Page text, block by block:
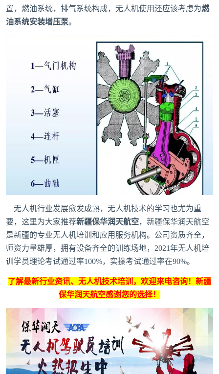
置，燃油系统，排气系统构成，无人机使用还应该考虑为燃
油系统安装增压泵。
无人机行业发展愈发成熟，无人机技术的学习也尤为重
要，这里为大家推荐新疆保华润天航空，新疆保华润天航空
是新疆的专业无人机培训和应用服务机构。公司资质齐全，
师资力量雄厚，拥有设备齐全的训练场地，2021年无人机培
训学员理论考试通过率100%，实操考试通过率在90%。
了解最新行业资讯、 无人机技术培训 ，欢迎来电咨询！ 新疆
保华润天航空感谢您的选择！